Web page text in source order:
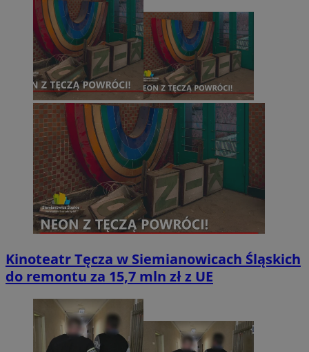
Kinoteatr Tęcza w Siemianowicach Śląskich
do remontu za 15,7 mln zł z UE